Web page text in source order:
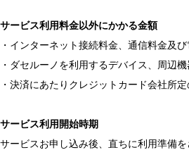
サービス利用料金以外にかかる金額
・インターネット接続料金、通信料金及
・ダセルーノを利用するデバイス、周辺
・決済にあたりクレジットカード会社所
サービス利用開始時期
サービスお申し込み後、直ちに利用準備